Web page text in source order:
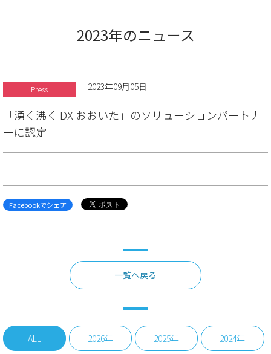
2023年のニュース
2023年09月05日
Press
「湧く沸く DX おおいた」のソリューションパートナ
ーに認定
Facebookでシェア
一覧へ戻る
ALL 2026年 2025年 2024年